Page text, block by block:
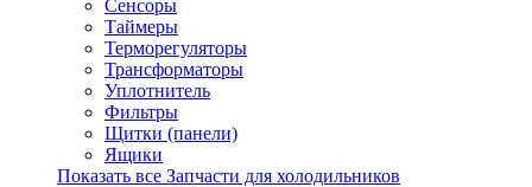
Сенсоры
Таймеры
Терморегуляторы
Трансформаторы
Уплотнитель
Фильтры
Щитки (панели)
Ящики
Показать все Запчасти для холодильников